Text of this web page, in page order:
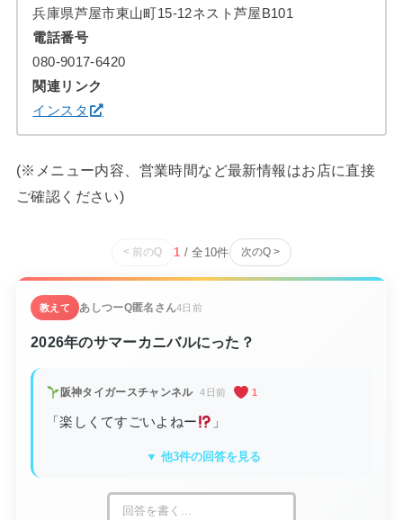
兵庫県芦屋市東山町15-12ネスト芦屋B101
電話番号
080-9017-6420
関連リンク
インスタ
(※メニュー内容、営業時間など最新情報はお店に直接
ご確認ください)
< 前のQ 1 / 全 10件 次のQ >
教えて あしつーQ匿名さん4日前
2026年のサマーカニバルにった？
阪神タイガースチャンネル 4日前 1
「楽しくてすごいよねー 」
▼ 他3件の回答を見る